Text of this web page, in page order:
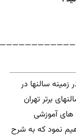
سالنها در
برتر تهران
آموزشی
نمود که به شرح